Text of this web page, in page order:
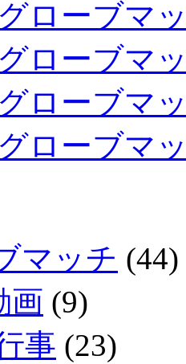
ローブマ
ローブマ
ローブマ
ローブマ
マッチ (44)
画 (9)
事 (23)